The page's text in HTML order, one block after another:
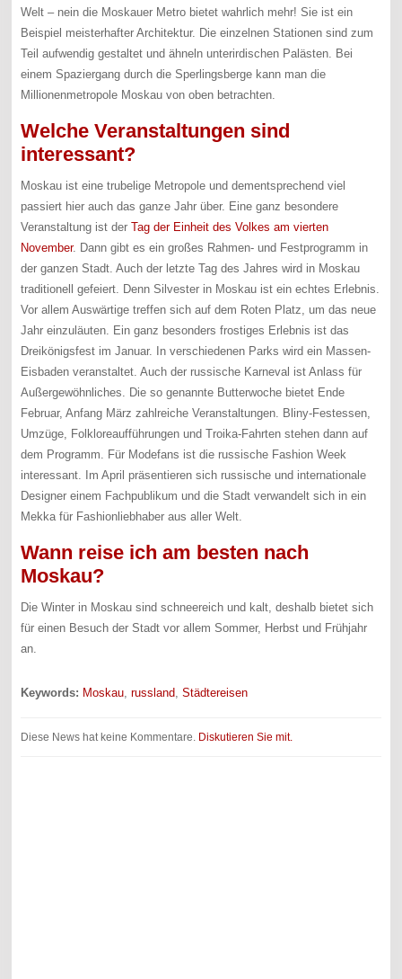
Welt – nein die Moskauer Metro bietet wahrlich mehr! Sie ist ein
Beispiel meisterhafter Architektur. Die einzelnen Stationen sind zum
Teil aufwendig gestaltet und ähneln unterirdischen Palästen. Bei
einem Spaziergang durch die Sperlingsberge kann man die
Millionenmetropole Moskau von oben betrachten.
Welche Veranstaltungen sind
interessant?
Moskau ist eine trubelige Metropole und dementsprechend viel
passiert hier auch das ganze Jahr über. Eine ganz besondere
Veranstaltung ist derTag der Einheit des Volkes am vierten
November. Dann gibt es ein großes Rahmen- und Festprogramm in
der ganzen Stadt. Auch der letzte Tag des Jahres wird in Moskau
traditionell gefeiert. Denn Silvester in Moskau ist ein echtes Erlebnis.
Vor allem Auswärtige treffen sich auf dem Roten Platz, um das neue
Jahr einzuläuten. Ein ganz besonders frostiges Erlebnis ist das
Dreikönigsfest im Januar. In verschiedenen Parks wird ein Massen-
Eisbaden veranstaltet. Auch der russische Karneval ist Anlass für
Außergewöhnliches. Die so genannte Butterwoche bietet Ende
Februar, Anfang März zahlreiche Veranstaltungen. Bliny-Festessen,
Umzüge, Folkloreaufführungen und Troika-Fahrten stehen dann auf
dem Programm. Für Modefans ist die russische Fashion Week
interessant. Im April präsentieren sich russische und internationale
Designer einem Fachpublikum und die Stadt verwandelt sich in ein
Mekka für Fashionliebhaber aus aller Welt.
Wann reise ich am besten nach
Moskau?
Die Winter in Moskau sind schneereich und kalt, deshalb bietet sich
für einen Besuch der Stadt vor allem Sommer, Herbst und Frühjahr
an.
Keywords: Moskau,russland,Städtereisen
Diese News hat keine Kommentare. Diskutieren Sie mit.